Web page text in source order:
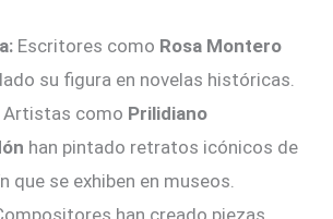
Escritores como Rosa Montero
su figura en novelas históricas.
Artistas como Prilidiano
han pintado retratos icónicos de
que se exhiben en museos.
han creado piezas